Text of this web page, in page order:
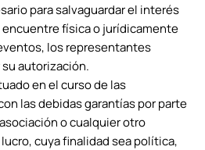
para salvaguardar el interés
física o jurídicamente
los representantes
autorización.
en el curso de las
las debidas garantías por parte
o cualquier otro
cuya finalidad sea política,